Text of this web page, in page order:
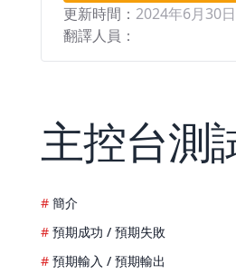
更新時間： 2024年6月30
翻譯人員：
主控台測
簡介
預期成功 / 預期失敗
預期輸入 / 預期輸出